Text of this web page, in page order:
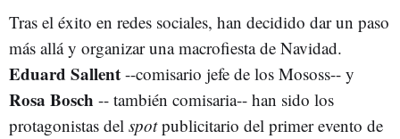
Tras el éxito en redes sociales, han decidido dar un paso
más allá y organizar una macrofiesta de Navidad.
Eduard Sallent --comisario jefe de los Mososs-- y
Rosa Bosch -- también comisaria-- han sido los
protagonistas del spotpublicitario del primer evento de